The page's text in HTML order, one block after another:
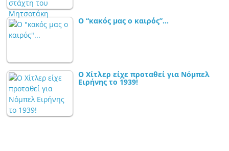
Ο “κακός μας ο καιρός”…
Ο Χίτλερ είχε προταθεί για Νόμπελ
Ειρήνης το 1939!